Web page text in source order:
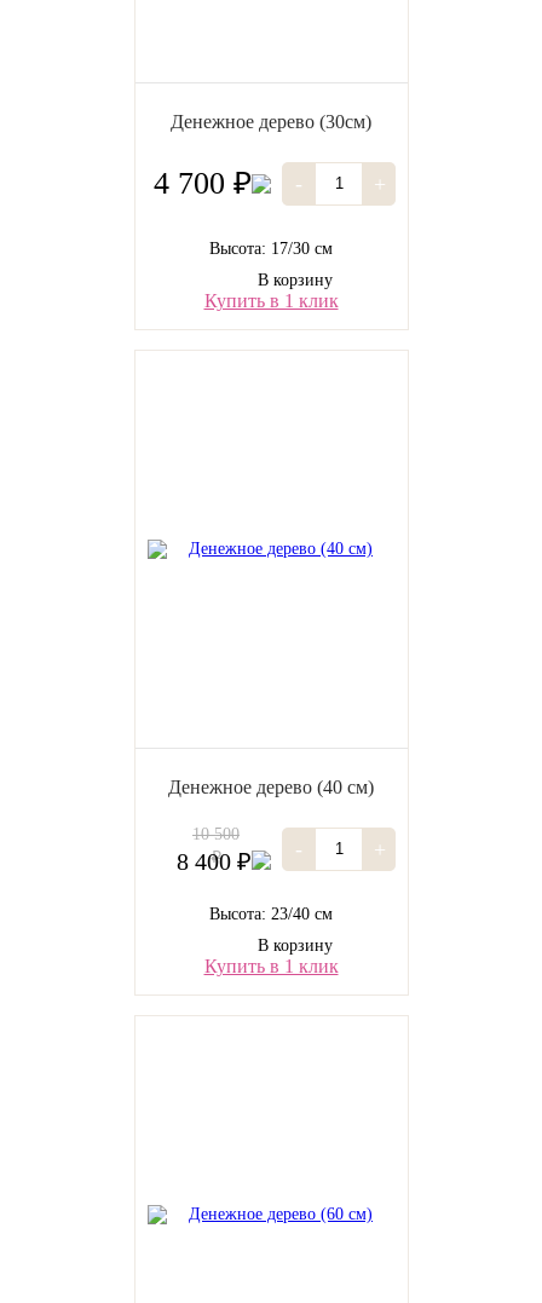
Денежное дерево (30см)
4 700 ₽ - +
Высота: 17/30 см
В корзину
Купить в 1 клик
Денежное дерево (40 cм)
10 500
₽
8 400 ₽ - +
Высота: 23/40 см
В корзину
Купить в 1 клик